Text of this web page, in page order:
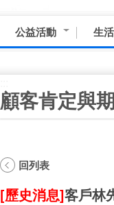
公益活動 生
顧客肯定與
回列表
[歷史消息]客戶林